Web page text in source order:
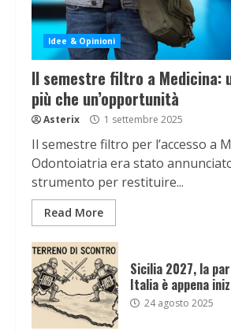
Idee & Opinioni
Il semestre filtro a Medicina:
più che un’opportunità
Asterix 1 settembre 2025
Il semestre filtro per l’accesso a
Odontoiatria era stato
strumento per restituire...
Read More
Sicilia 2027, la
Italia è appena
24 agosto 2025